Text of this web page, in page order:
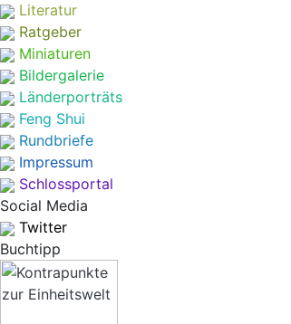
Literatur
Ratgeber
Miniaturen
Bildergalerie
Länderporträts
Feng Shui
Rundbriefe
Impressum
Schlossportal
Social Media
Twitter
Buchtipp